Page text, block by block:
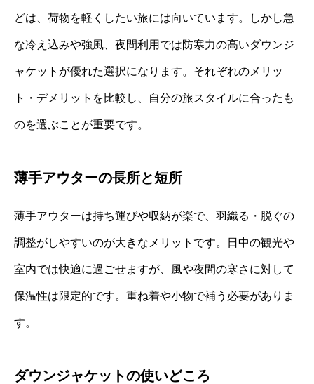
どは、荷物を軽くしたい旅には向いています。しかし急
な冷え込みや強風、夜間利用では防寒力の高いダウンジ
ャケットが優れた選択になります。それぞれのメリッ
ト・デメリットを比較し、自分の旅スタイルに合ったも
のを選ぶことが重要です。
薄手アウターの長所と短所
薄手アウターは持ち運びや収納が楽で、羽織る・脱ぐの
調整がしやすいのが大きなメリットです。日中の観光や
室内では快適に過ごせますが、風や夜間の寒さに対して
保温性は限定的です。重ね着や小物で補う必要がありま
す。
ダウンジャケットの使いどころ